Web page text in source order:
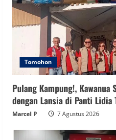
Tomohon
Pulang Kampung!, Kawanua
dengan Lansia di Panti Lidia
Marcel P 7 Agustus 2026